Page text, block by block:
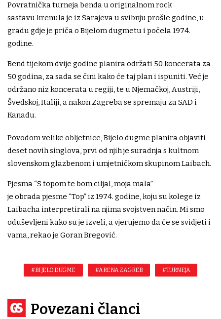
Povratnička turneja benda u originalnom rock
sastavu krenula je iz Sarajeva u svibnju prošle godine, u
gradu gdje je priča o Bijelom dugmetu i počela 1974.
godine.
Bend tijekom dvije godine planira održati 50 koncerata za
50 godina, za sada se čini kako će taj plan i ispuniti. Već je
održano niz koncerata u regiji, te u Njemačkoj, Austriji,
Švedskoj, Italiji, a nakon Zagreba se spremaju za SAD i
Kanadu.
Povodom velike obljetnice, Bijelo dugme planira objaviti
deset novih singlova, prvi od njih je suradnja s kultnom
slovenskom glazbenom i umjetničkom skupinom Laibach.
Pjesma “S topom te bom ciljal, moja mala”
je obrada pjesme “Top” iz 1974. godine, koju su kolege iz
Laibacha interpretirali na njima svojstven način. Mi smo
oduševljeni kako su je izveli, a vjerujemo da će se svidjeti i
vama, rekao je Goran Bregović.
#BIJELO DUGME #ARENA ZAGREB #TURNEJA
Povezani članci